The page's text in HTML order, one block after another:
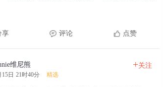
评论 点赞
维尼熊
15日 21时40分 精选
+关注